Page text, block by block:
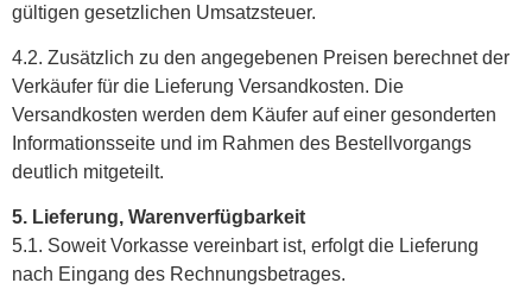
gültigen gesetzlichen Umsatzsteuer.
4.2. Zusätzlich zu den angegebenen Preisen berechnet der
Verkäufer für die Lieferung Versandkosten. Die
Versandkosten werden dem Käufer auf einer gesonderten
Informationsseite und im Rahmen des Bestellvorgangs
deutlich mitgeteilt.
5. Lieferung, Warenverfügbarkeit
5.1. Soweit Vorkasse vereinbart ist, erfolgt die Lieferung
nach Eingang des Rechnungsbetrages.